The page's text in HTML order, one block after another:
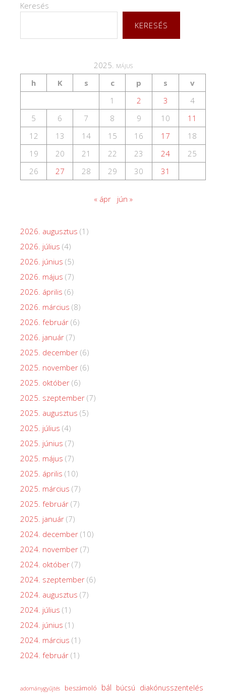
Keresés
KERESÉS
2025. május
h
K s c p s
v
1
2 3
4
5
6 7 8 9 10
11
12
13 14 15 16 17
18
19
20 21 22 23 24
25
26
27 28 29 30 31
« ápr jún »
2026. augusztus (1)
2026. július (4)
2026. június (5)
2026. május (7)
2026. április (6)
2026. március (8)
2026. február (6)
2026. január (7)
2025. december (6)
2025. november (6)
2025. október (6)
2025. szeptember (7)
2025. augusztus (5)
2025. július (4)
2025. június (7)
2025. május (7)
2025. április (10)
2025. március (7)
2025. február (7)
2025. január (7)
2024. december (10)
2024. november (7)
2024. október (7)
2024. szeptember (6)
2024. augusztus (7)
2024. július (1)
2024. június (1)
2024. március (1)
2024. február (1)
adománygyűjtés beszámoló bál búcsú diakónusszentelés